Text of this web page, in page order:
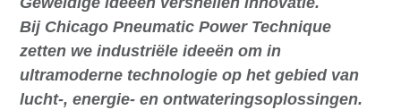
Bij Chicago Pneumatic Power Technique
zetten we industriële ideeën om in
ultramoderne technologie op het gebied van
lucht-, energie- en ontwateringsoplossingen.